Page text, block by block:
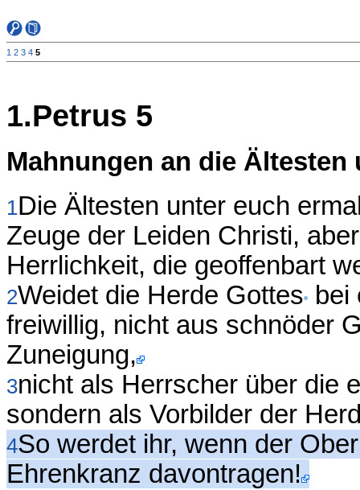
1 2 3 4 5
1.Petrus 5
Mahnungen an die Ältesten
1Die Ältesten unter euch
Zeuge der Leiden Christi,
Herrlichkeit, die geoffenbart
2Weidet die Herde Gottes bei
freiwillig, nicht aus schnöder
Zuneigung,
3nicht als Herrscher über die
sondern als Vorbilder der
4So werdet ihr, wenn der
Ehrenkranz davontragen!